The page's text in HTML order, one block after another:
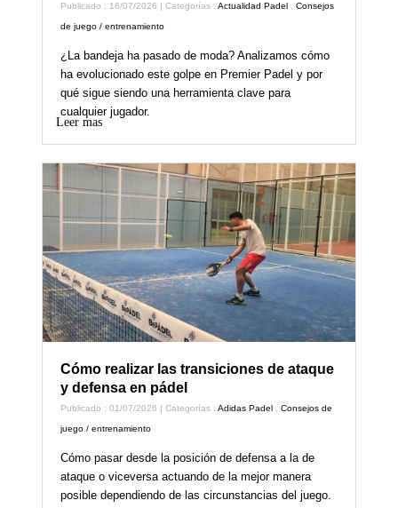
Publicado : 16/07/2026 | Categorías :Actualidad Padel ,Consejos
de juego / entrenamiento
¿La bandeja ha pasado de moda? Analizamos cómo
ha evolucionado este golpe en Premier Padel y por
qué sigue siendo una herramienta clave para
cualquier jugador.
Leer mas
Cómo realizar las transiciones de ataque
y defensa en pádel
Publicado : 01/07/2026 | Categorías :Adidas Padel ,Consejos de
juego / entrenamiento
Cómo pasar desde la posición de defensa a la de
ataque o viceversa actuando de la mejor manera
posible dependiendo de las circunstancias del juego.